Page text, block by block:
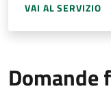
VAI AL SERVIZIO
Domande